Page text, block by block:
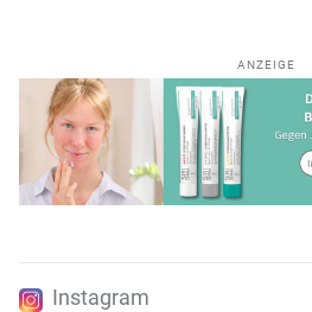
ANZEIGE
Instagram